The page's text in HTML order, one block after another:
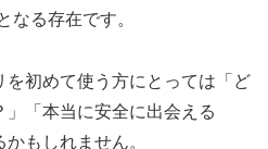
なる存在です。
を初めて使う方にとっては「ど
」「本当に安全に出会える
もしれません。